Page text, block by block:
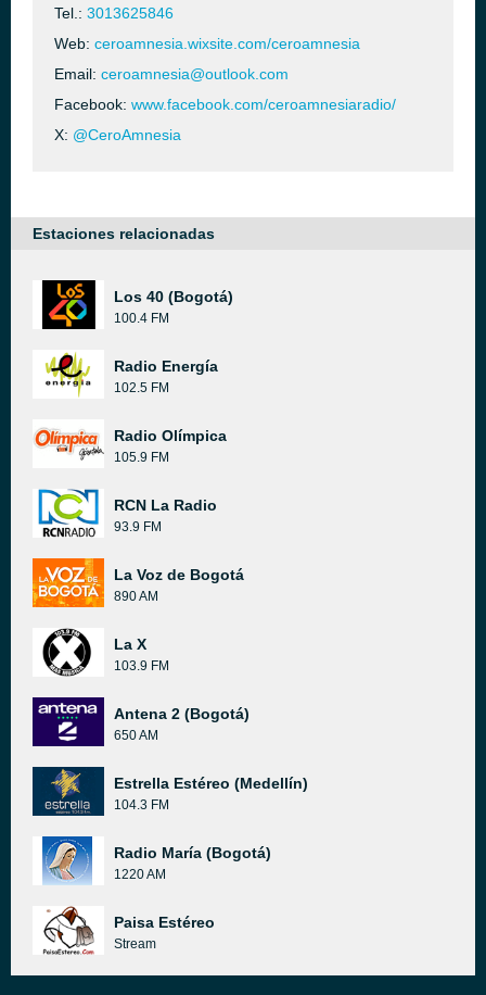
Tel.: 3013625846
Web: ceroamnesia.wixsite.com/ceroamnesia
Email: ceroamnesia@outlook.com
Facebook: www.facebook.com/ceroamnesiaradio/
X: @CeroAmnesia
Estaciones relacionadas
Los 40 (Bogotá)
100.4 FM
Radio Energía
102.5 FM
Radio Olímpica
105.9 FM
RCN La Radio
93.9 FM
La Voz de Bogotá
890 AM
La X
103.9 FM
Antena 2 (Bogotá)
650 AM
Estrella Estéreo (Medellín)
104.3 FM
Radio María (Bogotá)
1220 AM
Paisa Estéreo
Stream